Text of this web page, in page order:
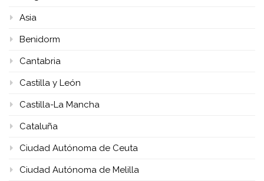
Asia
Benidorm
Cantabria
Castilla y León
Castilla-La Mancha
Cataluña
Ciudad Autónoma de Ceuta
Ciudad Autónoma de Melilla